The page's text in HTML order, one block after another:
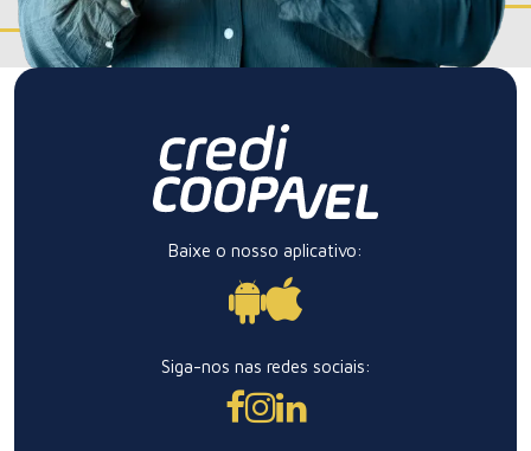
Baixe o nosso aplicativo:
Siga-nos nas redes sociais: